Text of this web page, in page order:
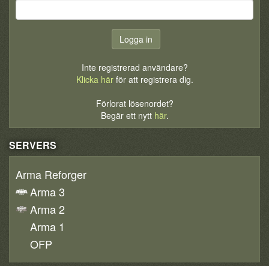
Inte registrerad användare?
Klicka härför att registrera dig.
Förlorat lösenordet?
Begär ett nytt här.
SERVERS
Arma Reforger
Arma 3
Arma 2
Arma 1
OFP